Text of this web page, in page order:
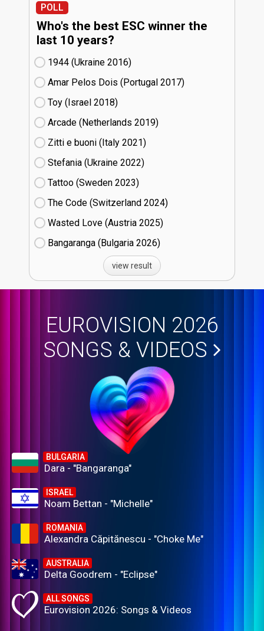
POLL
Who's the best ESC winner the
last 10 years?
1944 (Ukraine
16)
Amar Pelos Dois (Portugal
17)
Toy (Israel
18)
Arcade (Netherlands
19)
Zitti e buoni​ (Italy
21)
Stefania (Ukraine
22)
Tattoo (Sweden
23)
The Code (Switzerland
24)
Wasted Love (Austria
25)
Bangaranga (Bulgaria
26)
view result
EUROVISION 2026
SONGS & VIDEOS
BULGARIA
Dara - "Bangaranga"
ISRAEL
Noam Bettan - "Michelle"
ROMANIA
Alexandra Căpitănescu - "Choke Me"
AUSTRALIA
Delta Goodrem - "Eclipse"
ALL SONGS
Eurovision 2026: Songs & Videos